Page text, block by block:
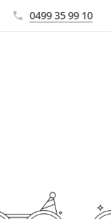
0499 35 99 10